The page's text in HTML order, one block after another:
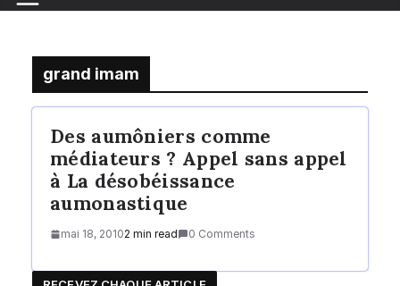
grand imam
Des aumôniers comme
médiateurs ? Appel sans appel
à La désobéissance
aumonastique
mai 18, 20102 min read 0 Comments